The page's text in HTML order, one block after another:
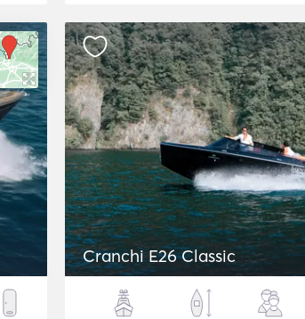
Cranchi E26 Classic